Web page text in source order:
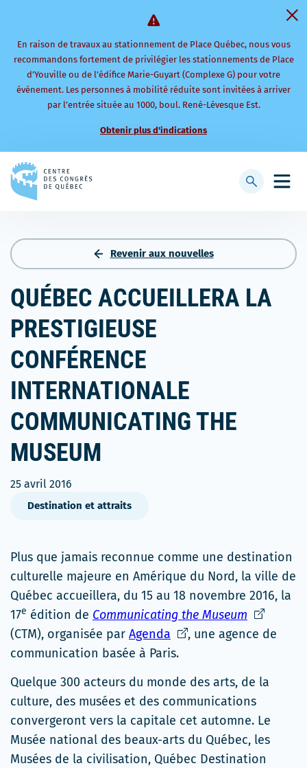
En raison de travaux au stationnement de Place Québec, nous vous
recommandons fortement de privilégier les stationnements de Place
d’Youville ou de l’édifice Marie-Guyart (Complexe G) pour votre
événement. Les personnes à mobilité réduite sont invitées à arriver
par l’entrée située au 1000, boul. René-Lévesque Est.
Obtenir plus d'indications
à
Afficher
recherche
Revenir aux nouvelles
QUÉBEC ACCUEILLERA LA
PRESTIGIEUSE
CONFÉRENCE
INTERNATIONALE
COMMUNICATING THE
MUSEUM
25 avril 2016
Destination et attraits
Plus que jamais reconnue comme une destination
culturelle majeure en Amérique du Nord, la ville de
Québec accueillera, du 15 au 18 novembre 2016, la
17e édition de Communicating the Museum Ce
lien
une
nouvelle
fenêtre
(CTM), organisée par Agenda Ce
lien
dans
une
nouvelle
fenêtre
, une agence de
communication basée à Paris.
Quelque 300 acteurs du monde des arts, de la
culture, des musées et des communications
convergeront vers la capitale cet automne. Le
Musée national des beaux-arts du Québec, les
Musées de la civilisation, Québec Destination